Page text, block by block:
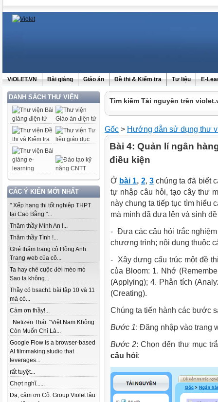
ViOLET.VN Bài giảng Giáo án Đề thi & Kiểm tra Tư liệu E-
DANH SÁCH THƯ VIỆN
CÁC Ý KIẾN MỚI NHẤT
" Xếp hạng thi tốt nghiệp THPT
tại Cao Bằng "...
Thăm thầy Minh An !...
Thăm thầy Tình !...
Ghé thăm trang cô Hồng Anh.
Trang web của cô...
Ta hay chê cuộc đời méo mó
Sao ta không...
Thầy có bsach1 bài tập 10 và 11
mà có...
Cảm ơn thầy!...
Netizen Thái: "Việt Nam Không
Còn Muốn Chỉ Là...
Google Flow is a browser-based
AI filmmaking studio that
leverages...
rất tuyệt...
Chợt nghĩ......
Dạ, cảm ơn Cô. Group Violet lâu
Tìm kiếm Tài nguyên trên
Gốc > Hướng dẫn sử dụng thư
Bài 4: Quản lí ngân
điều kiện
Ở bài 1, 2, 3chúng ta đã biết
tự nhập câu hỏi, tạo cây thư
này chung ta tiếp tục tìm hiểu
mà mình đã đưa lên và sinh
- Đưa các câu hỏi trắc
chương trình; nội dung thuộc
- Xây dựng cấu trúc một đề
của Bloom: 1. Nhớ
(Applying); 4. Phân tích
(Creating).
Chúng ta tiến hành các bước
Bước 1: Đăng nhập vào trang
Bước 2: Chọn đến thư mục
câu hỏi: